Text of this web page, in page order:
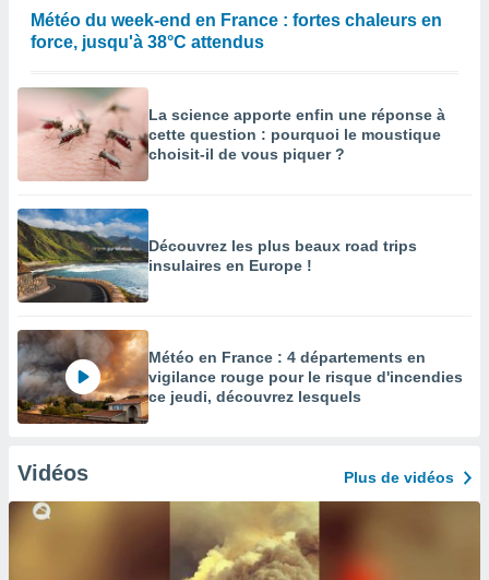
Météo du week-end en France : fortes chaleurs en
force, jusqu'à 38°C attendus
La science apporte enfin une réponse à
cette question : pourquoi le moustique
choisit-il de vous piquer ?
Découvrez les plus beaux road trips
insulaires en Europe !
Météo en France : 4 départements en
vigilance rouge pour le risque d'incendies
ce jeudi, découvrez lesquels
Vidéos Plus de vidéos